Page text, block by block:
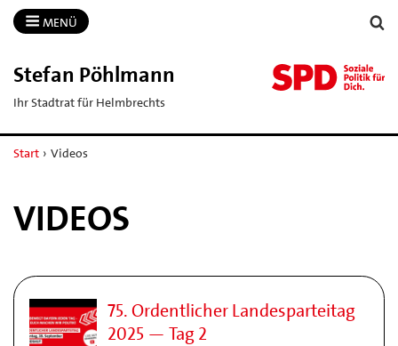
MENÜ
Stefan Pöhlmann
Ihr Stadtrat für Helmbrechts
Start › Videos
VIDEOS
75. Ordentlicher Landesparteitag
2025 — Tag 2